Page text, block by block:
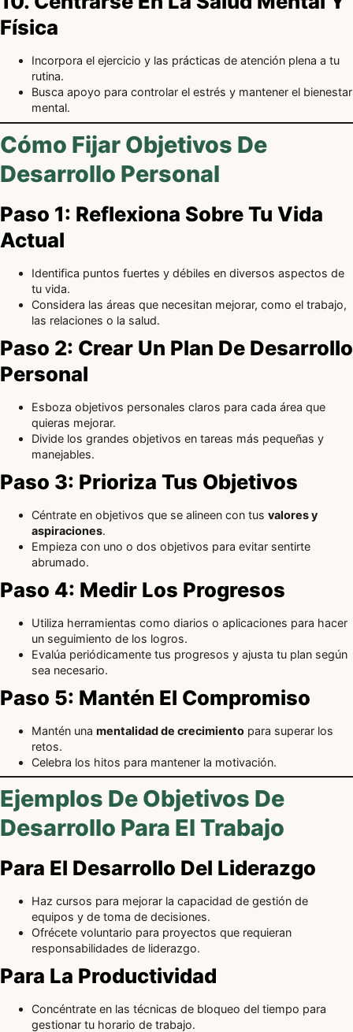
Física
Incorpora el ejercicio y las prácticas de atención plena a tu
rutina.
Busca apoyo para controlar el estrés y mantener el bienestar
mental.
Cómo Fijar Objetivos De
Desarrollo Personal
Paso 1: Reflexiona Sobre Tu Vida
Actual
Identifica puntos fuertes y débiles en diversos aspectos de
tu vida.
Considera las áreas que necesitan mejorar, como el trabajo,
las relaciones o la salud.
Paso 2: Crear Un Plan De Desarrollo
Personal
Esboza objetivos personales claros para cada área que
quieras mejorar.
Divide los grandes objetivos en tareas más pequeñas y
manejables.
Paso 3: Prioriza Tus Objetivos
Céntrate en objetivos que se alineen con tus valores y
aspiraciones.
Empieza con uno o dos objetivos para evitar sentirte
abrumado.
Paso 4: Medir Los Progresos
Utiliza herramientas como diarios o aplicaciones para hacer
un seguimiento de los logros.
Evalúa periódicamente tus progresos y ajusta tu plan según
sea necesario.
Paso 5: Mantén El Compromiso
Mantén una mentalidad de crecimiento para superar los
retos.
Celebra los hitos para mantener la motivación.
Ejemplos De Objetivos De
Desarrollo Para El Trabajo
Para El Desarrollo Del Liderazgo
Haz cursos para mejorar la capacidad de gestión de
equipos y de toma de decisiones.
Ofrécete voluntario para proyectos que requieran
responsabilidades de liderazgo.
Para La Productividad
Concéntrate en las técnicas de bloqueo del tiempo para
gestionar tu horario de trabajo.